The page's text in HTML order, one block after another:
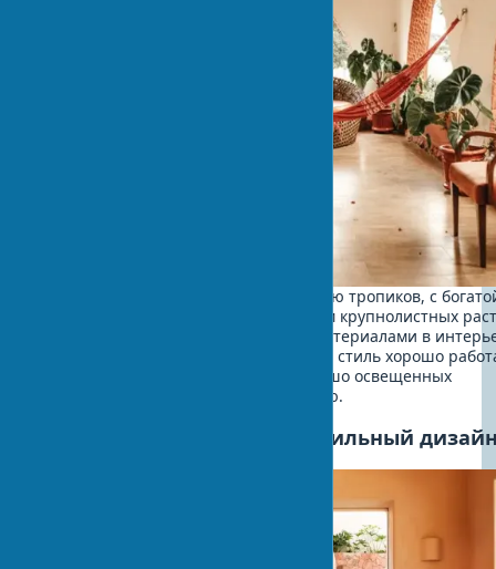
Вдохновлен пышной растительностью тропиков, с
палитрой зеленых оттенков, обилием крупнолистных
яркими акцентами и природными материалами в
такими как ротанг, бамбук и тик. Этот стиль хорошо
теплом влажном климате или в хорошо освещенных
пространствах с высокой влажностью.
Средиземноморский биофильный